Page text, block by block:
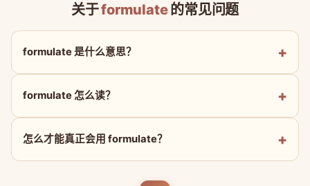
关于formulate的常见问题
formulate 是什么意思？
formulate 怎么读？
怎么才能真正会用 formulate？